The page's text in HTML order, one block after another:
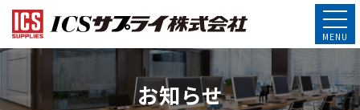
お知らせ